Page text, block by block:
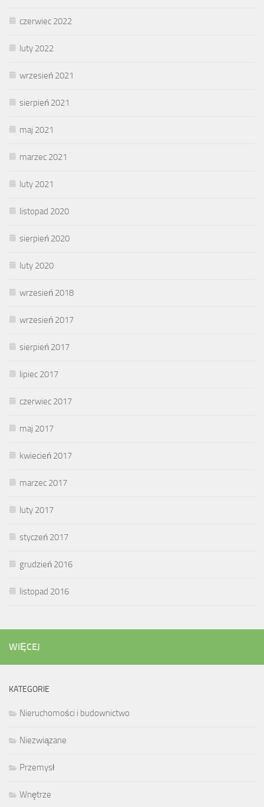
czerwiec 2022
luty 2022
wrzesień 2021
sierpień 2021
maj 2021
marzec 2021
luty 2021
listopad 2020
sierpień 2020
luty 2020
wrzesień 2018
wrzesień 2017
sierpień 2017
lipiec 2017
czerwiec 2017
maj 2017
kwiecień 2017
marzec 2017
luty 2017
styczeń 2017
grudzień 2016
listopad 2016
WIĘCEJ
KATEGORIE
Nieruchomości i budownictwo
Niezwiązane
Przemysł
Wnętrze